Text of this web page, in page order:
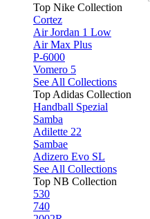
Top Nike Collection
Cortez
Air Jordan 1 Low
Air Max Plus
P-6000
Vomero 5
See All Collections
Top Adidas Collection
Handball Spezial
Samba
Adilette 22
Sambae
Adizero Evo SL
See All Collections
Top NB Collection
530
740